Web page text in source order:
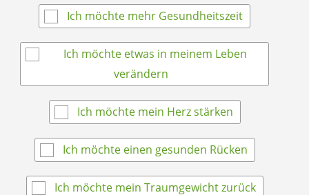
Ich möchte mehr Gesundheitszeit
Ich möchte etwas in meinem Leben
verändern
Ich möchte mein Herz stärken
Ich möchte einen gesunden Rücken
Ich möchte mein Traumgewicht zurück